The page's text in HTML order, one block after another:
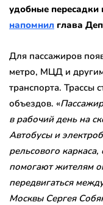
удобные пересадки
напомнил глава
Для пассажиров
метро, МЦД и
транспорта. Трассы
объездов. «
в рабочий день на
Автобусы и
рельсового
помогают жителям
передвигаться
Москвы Сергея